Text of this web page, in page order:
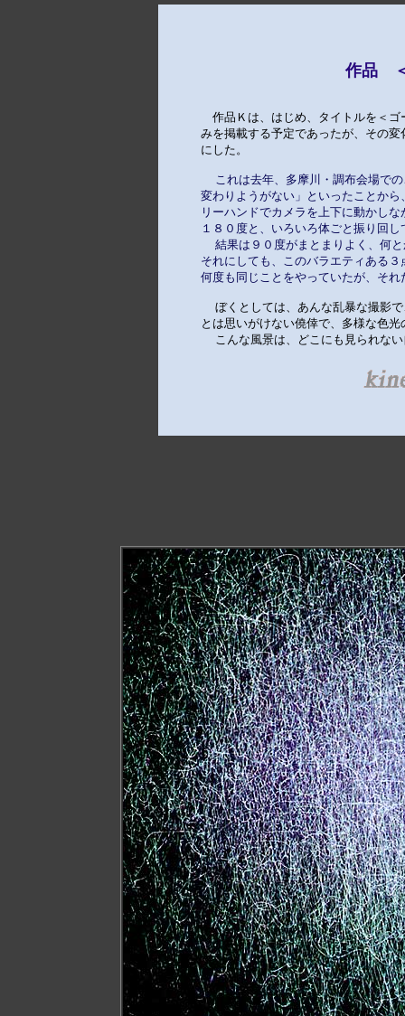
作品
作品Ｋは、はじめ、タイトルを＜ゴ
みを掲載する予定であったが、その
にした。
これは去年、多摩川・調布会場で
変わりようがない」といったことか
リーハンドでカメラを上下に動かし
１８０度と、いろいろ体ごと振り回し
結果は９０度がまとまりよく、何
それにしても、このバラエティある
何度も同じことをやっていたが、そ
ぼくとしては、あんな乱暴な撮影
とは思いがけない僥倖で、多様な色
こんな風景は、どこにも見られな